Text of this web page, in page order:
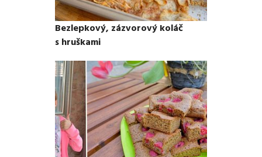
Bezlepkový, zázvorový koláč
s hruškami